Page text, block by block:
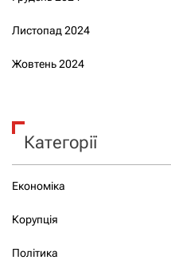
Листопад 2024
Жовтень 2024
Категорії
Економіка
Корупція
Політика